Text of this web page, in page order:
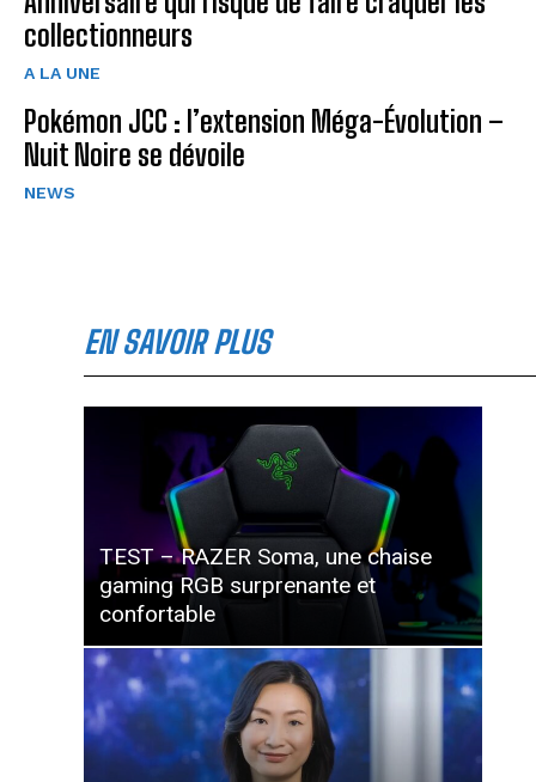
collectionneurs
A LA UNE
Pokémon JCC : l’extension Méga-Évolution –
Nuit Noire se dévoile
NEWS
EN SAVOIR PLUS
TEST – RAZER Soma, une chaise
gaming RGB surprenante et
confortable